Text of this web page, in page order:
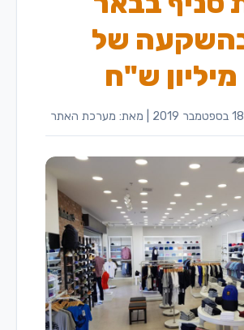
של
ש"ח
מאת: מערכת האתר